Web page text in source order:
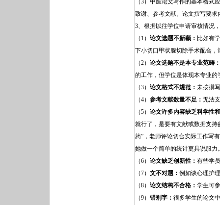
（3）中医论文写作的基本格
致谢、参考文献。论文撰写要
3、根据以往学位申请审核情况
（1） 论文选题不新颖： 比如有
下小切口甲状腺切除手术配合
（2） 论文选题不是本专业范畴：
的工作，但学位是体现本专业的
（3） 论文格式不规范： 未按撰
（4） 参考文献数量不足： 无法
（5） 论文许多内容缺乏科学性
就行了，是要有文献或数据支
药”，老师评论切合实际工作写
她做一个简单的统计更具说服力
（6） 论文缺乏创新性： 有些学
（7） 文不对题： 例如谈心理护
（8） 论文结构不合格： 学生可
（9） 错别字： 很多学生的论文